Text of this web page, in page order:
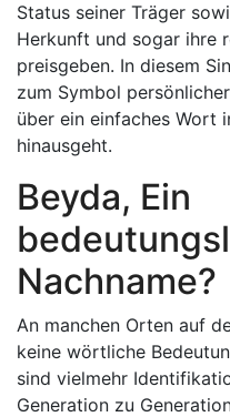
Status seiner Träger
Herkunft und sogar ihre
preisgeben. In diesem
zum Symbol
über ein einfaches Wort
hinausgeht.
Beyda, Ein
Nachname?
An manchen Orten auf
keine wörtliche
sind vielmehr
Generation zu